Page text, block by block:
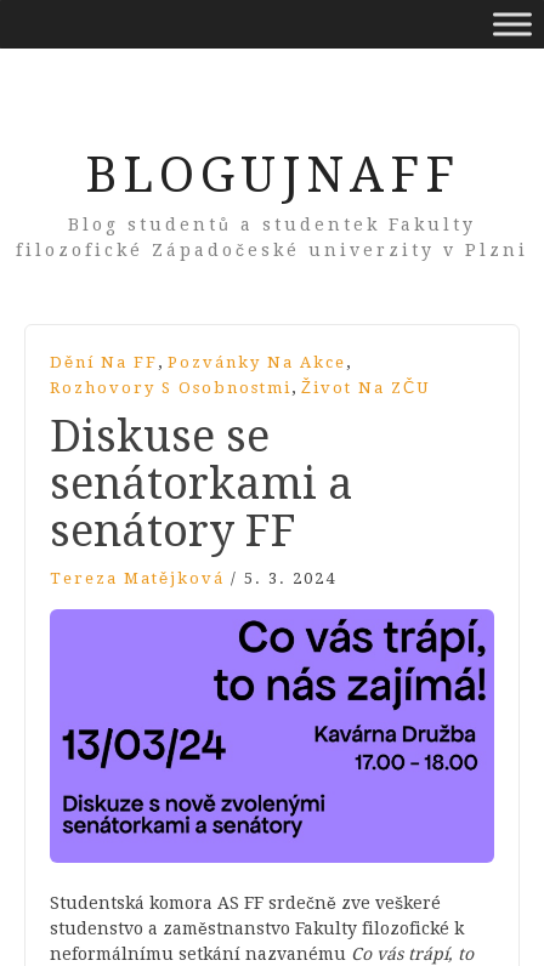
BLOGUJNAFF
Blog studentů a studentek Fakulty
filozofické Západočeské univerzity v Plzni
Dění Na FF , Pozvánky Na Akce ,
Rozhovory S Osobnostmi, Život Na ZČU
Diskuse se
senátorkami a
senátory FF
Tereza Matějková / 5. 3. 2024
Studentská komora AS FF srdečně zve veškeré
studenstvo a zaměstnanstvo Fakulty filozofické k
neformálnímu setkání nazvanému Co vás trápí, to